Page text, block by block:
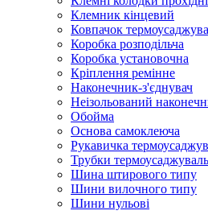
Клемник кінцевий
Ковпачок
Коробка розподільча
Коробка установочна
Кріплення ремінне
Наконечник-з'єднувач
Неізольований
Обойма
Основа самоклеюча
Рукавичка
Трубки
Шина штирового типу
Шини вилочного типу
Шини нульові